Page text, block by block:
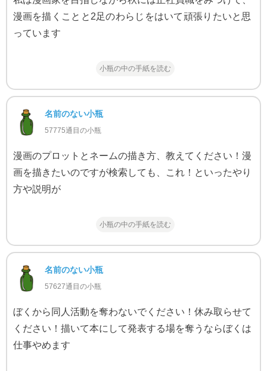
漫画を描くことと2足のわらじをはいて頑張りたいと思
っています
小瓶の中の手紙を読む
名前のない小瓶
57775通目の小瓶
漫画のプロットとネームの描き方、教えてください！漫
画を描きたいのですが検索しても、これ！といったやり
方や説明が
小瓶の中の手紙を読む
名前のない小瓶
57627通目の小瓶
ぼくから同人活動を奪わないでください！休み取らせて
ください！描いて本にして発表する場を奪うならぼくは
仕事やめます